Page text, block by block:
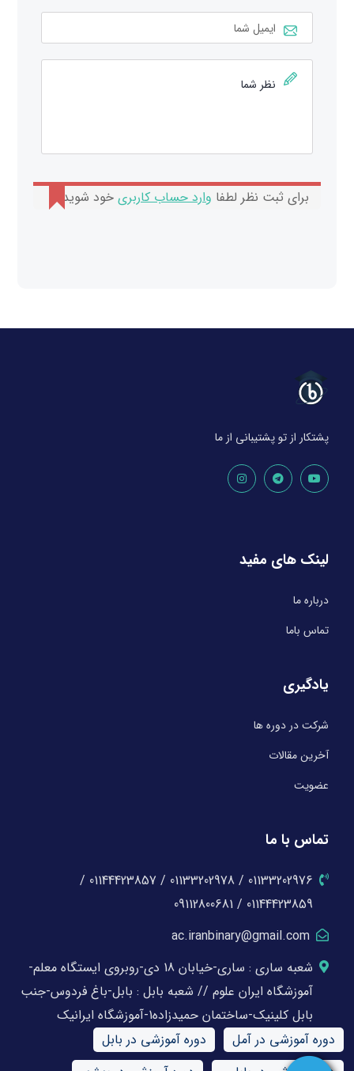
برای ثبت نظر لطفا وارد حساب کاربری خود شوید.
پشتکار از تو پشتیبانی از ما
لینک های مفید
درباره ما
تماس باما
یادگیری
شرکت در دوره ها
آخرین مقالات
عضویت
تماس با ما
01133202976 / 01133202978 / 01144423857 /
01144423859 / 09112800681
ac.iranbinary@gmail.com
شعبه ساری : ساری-خیابان 18 دی-روبروی ایستگاه معلم-
آموزشگاه ایران علوم // شعبه بابل : بابل-باغ فردوس-جنب
بابل کلینیک-ساختمان حمیدزاده1-آموزشگاه ایرانیک
دوره آموزشی در آمل
دوره آموزشی در بابل